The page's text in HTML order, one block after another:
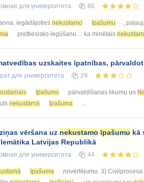
для университета 80
iegādājoties nekustamo īpašumu ,
prettiesisko iegūšanu ... ka minētais
uzskaites īpatnības,
для университета 29
īpašums pārvaldīšanas likumu un
nekustamā īpašuma
vēršana uz nekustamo īpašumu kā
Latvijas Republikā
для университета 44
īpašuma novērtējumu. 3)